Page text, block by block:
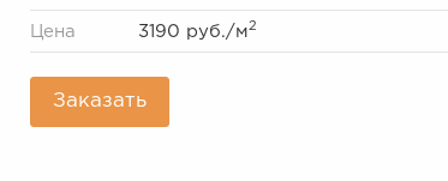
Цена 3190 руб./м2
Заказать